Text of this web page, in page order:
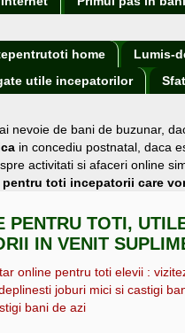
home Lumis-
utile incepatorilor
nevoie de bani de buzunar,
in concediu postnatal, daca
activitati si afaceri online
toti incepatorii care
PENTRU TOTI,
IN VENIT
online pentru toti elevii :
joburi mici si castigi
bani de azi